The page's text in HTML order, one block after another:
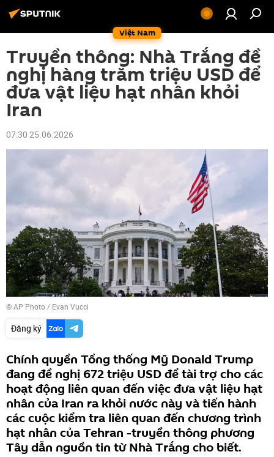
Việt Nam
Truyền thông: Nhà Trắng đề
nghị hàng trăm triệu USD để
đưa vật liệu hạt nhân khỏi
Iran
07:30 25.06.2026
© AP Photo / Evan Vucci
Đăng ký
Chính quyền Tổng thống Mỹ Donald Trump
đang đề nghị 672 triệu USD để tài trợ cho các
hoạt động liên quan đến việc đưa vật liệu hạt
nhân của Iran ra khỏi nước này và tiến hành
các cuộc kiểm tra liên quan đến chương trình
hạt nhân của Tehran -truyền thông phương
Tây dẫn nguồn tin từ Nhà Trắng cho biết.